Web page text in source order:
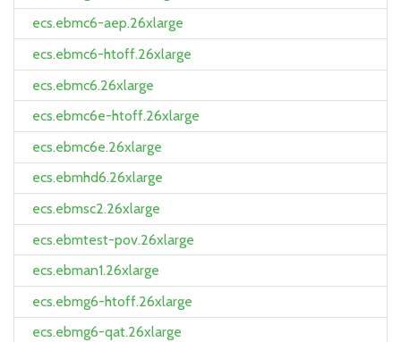
ecs.ebmc6-aep.26xlarge
ecs.ebmc6-htoff.26xlarge
ecs.ebmc6.26xlarge
ecs.ebmc6e-htoff.26xlarge
ecs.ebmc6e.26xlarge
ecs.ebmhd6.26xlarge
ecs.ebmsc2.26xlarge
ecs.ebmtest-pov.26xlarge
ecs.ebman1.26xlarge
ecs.ebmg6-htoff.26xlarge
ecs.ebmg6-qat.26xlarge